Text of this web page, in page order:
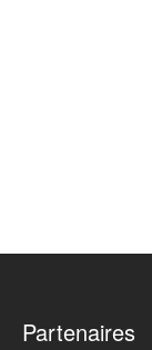
Partenaires